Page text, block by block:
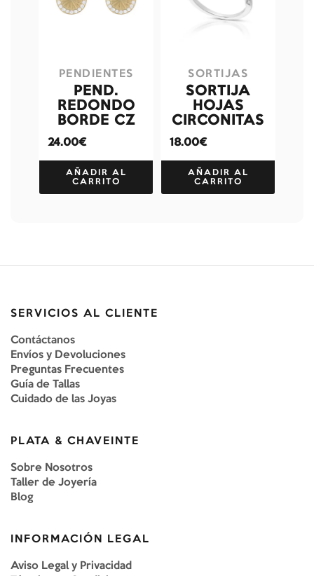
PENDIENTES
PEND.
REDONDO
BORDE CZ
24.00€
AÑADIR AL
CARRITO
SORTIJAS
SORTIJA
HOJAS
CIRCONITAS
18.00€
AÑADIR AL
CARRITO
SERVICIOS AL CLIENTE
Contáctanos
Envíos y Devoluciones
Preguntas Frecuentes
Guía de Tallas
Cuidado de las Joyas
PLATA & CHAVEINTE
Sobre Nosotros
Taller de Joyería
Blog
INFORMACIÓN LEGAL
Aviso Legal y Privacidad